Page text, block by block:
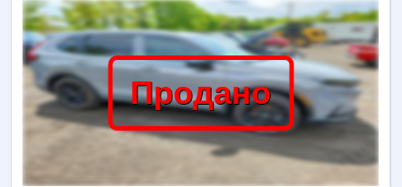
Продано